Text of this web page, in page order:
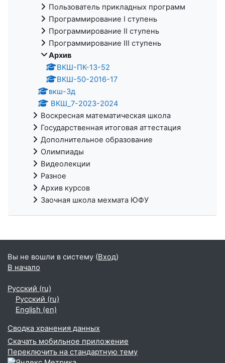
Пользователь прикладных программ
Программирование I ступень
Программирование II ступень
Программирование III ступень
Архив
ВКШ-ПК-13-52
ВКШ-50-2016-17
вкш-3д
ВКШ_7-2023-2024
Воскресная математическая школа
Государственная итоговая аттестация
Дополнительное образование
Олимпиады
Видеолекции
Разное
Архив курсов
Заочная школа мехмата ЮФУ
Вы не вошли в систему (Вход)
В начало
Русский ‎(ru)‎
Русский ‎(ru)‎
English ‎(en)‎
Сводка хранения данных
Скачать мобильное приложение
Переключить на стандартную тему